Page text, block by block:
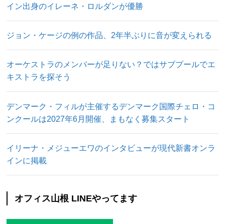
イン出身のイレーネ・ロルダンが優勝
ジョン・ケージの例の作品、2年半ぶりに音が変えられる
オーケストラのメンバーが足りない？ではサブプールでエ
キストラを探そう
デンマーク・フィルが主催するデンマーク国際チェロ・コ
ンクールは2027年6月開催、まもなく募集スタート
イリーナ・メジューエワのインタビューが現代新書オンラ
インに掲載
オフィス山根 LINEやってます